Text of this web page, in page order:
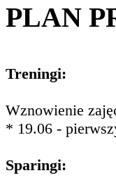
PLAN
Treningi:
Wznowienie
* 19.06 -
Sparingi: